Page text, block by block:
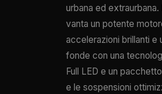
urbana ed
vanta un potente
accelerazioni brillanti
fonde con una
Full LED e un
e le sospensioni